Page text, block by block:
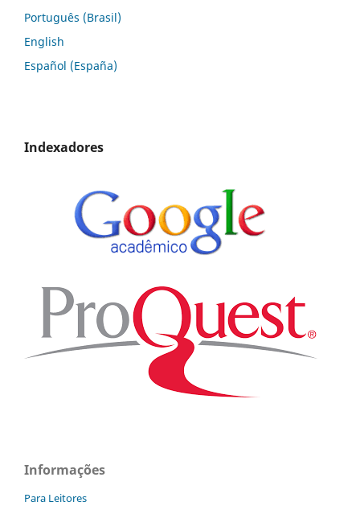
Português (Brasil)
English
Español (España)
Indexadores
Informações
Para Leitores